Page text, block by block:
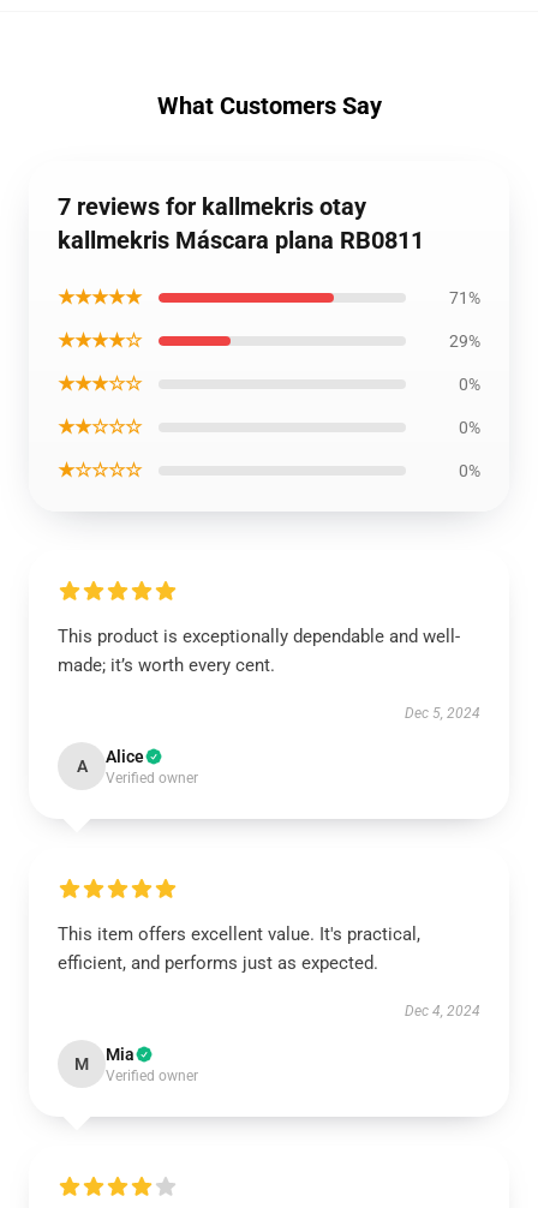
What Customers Say
7 reviews for kallmekris otay
kallmekris Máscara plana RB0811
★★★★★ 71%
★★★★☆ 29%
★★★☆☆ 0%
★★☆☆☆ 0%
★☆☆☆☆ 0%
This product is exceptionally dependable and well-
made; it’s worth every cent.
Dec 5, 2024
A Alice
Verified owner
This item offers excellent value. It's practical,
efficient, and performs just as expected.
Dec 4, 2024
M Mia
Verified owner